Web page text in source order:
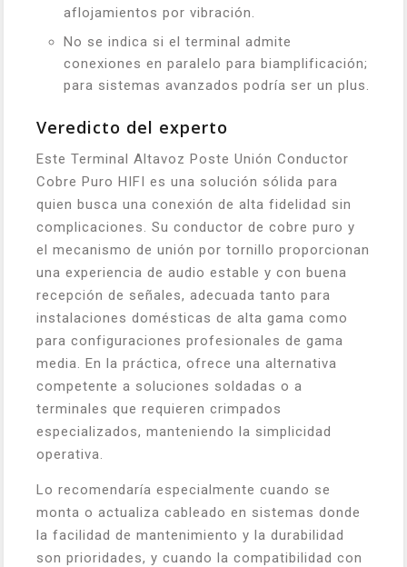
aflojamientos por vibración.
No se indica si el terminal admite
conexiones en paralelo para biamplificación;
para sistemas avanzados podría ser un plus.
Veredicto del experto
Este Terminal Altavoz Poste Unión Conductor
Cobre Puro HIFI es una solución sólida para
quien busca una conexión de alta fidelidad sin
complicaciones. Su conductor de cobre puro y
el mecanismo de unión por tornillo proporcionan
una experiencia de audio estable y con buena
recepción de señales, adecuada tanto para
instalaciones domésticas de alta gama como
para configuraciones profesionales de gama
media. En la práctica, ofrece una alternativa
competente a soluciones soldadas o a
terminales que requieren crimpados
especializados, manteniendo la simplicidad
operativa.
Lo recomendaría especialmente cuando se
monta o actualiza cableado en sistemas donde
la facilidad de mantenimiento y la durabilidad
son prioridades, y cuando la compatibilidad con